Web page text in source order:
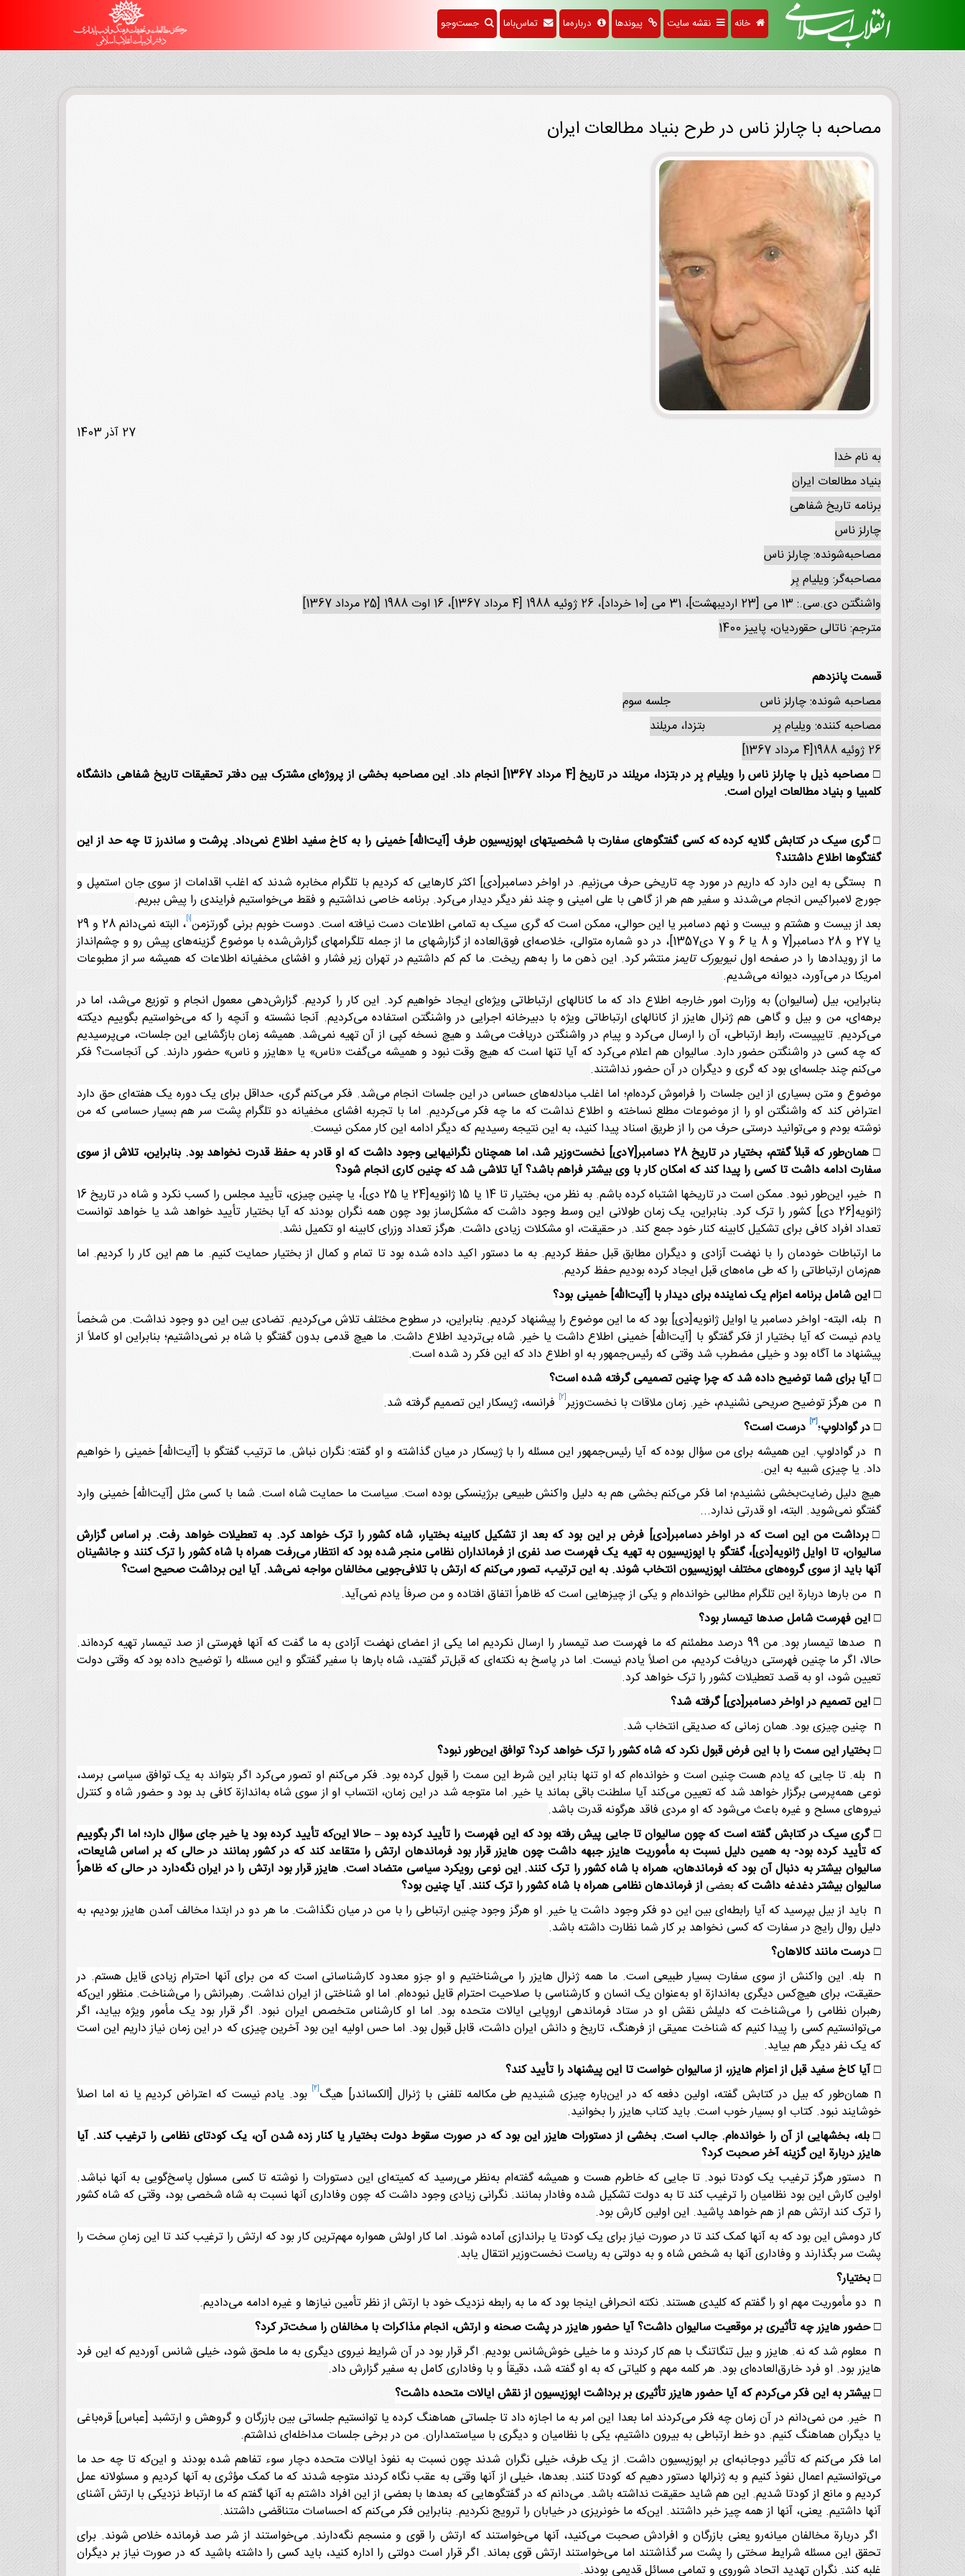
خانه نقشه سایت پیوندها درباره‌ما تماس‌باما جست‌وجو
مصاحبه با چارلز ناس در طرح بنیاد مطالعات ایران
27 آذر 1403
به نام خدا
بنیاد مطالعات ایران
برنامه تاریخ شفاهی
چارلز ناس
مصاحبه‌شونده: چارلز ناس
مصاحبه‌گر: ویلیام بِر
واشنگتن دی.سی.: 13 می [23 اردیبهشت]، 31 می [10 خرداد]، 26 ژوئیه 1988 [4 مرداد 1367]، 16 اوت 1988 [25 مرداد 1367]
مترجم: ناتالی حقوردیان، پاییز 1400
قسمت پانزدهم
مصاحبه شونده: چارلز ناس جلسه سوم
مصاحبه کننده: ویلیام بِر بتزدا، مریلند
26 ژوئیه 1988[4 مرداد 1367]
□
مصاحبه ذیل با چارلز ناس را ویلیام بِر در بتزدا، مریلند در تاریخ [4 مرداد 1367] انجام داد. این مصاحبه بخشی از پروژه‌ای مشترک بین دفتر تحقیقات تاریخ شفاهی دانشگاه
کلمبیا و بنیاد مطالعات ایران است.
□گری سیک در کتابش گلایه کرده که کسی گفتگوهای سفارت با شخصیتهای اپوزیسیون طرف [آیت‌الله] خمینی را به کاخ سفید اطلاع نمی‌داد. پرشت و ساندرز تا چه حد از این
گفتگوها اطلاع داشتند؟
n بستگی به این دارد که داریم در مورد چه تاریخی حرف می‌زنیم. در اواخر دسامبر[دی] اکثر کارهایی که کردیم با تلگرام مخابره شدند که اغلب اقدامات از سوی جان استمپل و
جورج لامبراکیس انجام می‌شدند و سفیر هم هر از گاهی با علی امینی و چند نفر دیگر دیدار می‌کرد. برنامه خاصی نداشتیم و فقط می‌خواستیم فرایندی را پیش ببریم.
بعد از بیست و هشتم و بیست و نهم دسامبر یا این حوالی، ممکن است که گری سیک به تمامی اطلاعات دست نیافته است. دوست خوبم برنی گورتزمن[1]
، البته نمی‌دانم 28 و 29
یا 27 و 28 دسامبر[7 و 8 یا 6 و 7 دی1357]، در دو شماره متوالی، خلاصه‌ای فوق‌العاده از گزارشهای ما از جمله تلگرامهای گزارش‌شده با موضوع گزینه‌های پیش رو و چشم‌انداز
ما از رویدادها را در صفحه اولنیویورک تایمزمنتشر کرد. این ذهن ما را به‌هم ریخت. ما کم کم داشتیم در تهران زیر فشار و افشای مخفیانه اطلاعات که همیشه سر از مطبوعات
امریکا در می‌آورد، دیوانه می‌شدیم.
بنابراین، بیل (سالیوان) به وزارت امور خارجه اطلاع داد که ما کانالهای ارتباطاتی ویژه‌ای ایجاد خواهیم کرد. این کار را کردیم. گزارش‌دهی معمول انجام و توزیع می‌شد، اما در
برهه‌ای، من و بیل و گاهی هم ژنرال هایزر از کانالهای ارتباطاتی ویژه با دبیرخانه اجرایی در واشنگتن استفاده می‌کردیم. آنجا نشسته و آنچه را که می‌خواستیم بگوییم دیکته
می‌کردیم. تایپیست، رابط ارتباطی، آن را ارسال می‌کرد و پیام در واشنگتن دریافت می‌شد و هیچ نسخه کپی از آن تهیه نمی‌شد. همیشه زمان بازگشایی این جلسات، می‌پرسیدیم
که چه کسی در واشنگتن حضور دارد. سالیوان هم اعلام می‌کرد که آیا تنها است که هیچ وقت نبود و همیشه می‌گفت «ناس» یا «هایزر و ناس» حضور دارند. کی آنجاست؟ فکر
می‌کنم چند جلسه‌ای بود که گری و دیگران در آن حضور نداشتند.
موضوع و متن بسیاری از این جلسات را فراموش کرده‌ام؛ اما اغلب مبادله‌های حساس در این جلسات انجام می‌شد. فکر می‌کنم گری، حداقل برای یک دوره یک هفته‌ای حق دارد
اعتراض کند که واشنگتن او را از موضوعات مطلع نساخته و اطلاع نداشت که ما چه فکر می‌کردیم. اما با تجربه افشای مخفیانه دو تلگرام پشت سر هم بسیار حساسی که من
نوشته بودم و می‌توانید درستی حرف من را از طریق اسناد پیدا کنید، به این نتیجه رسیدیم که دیگر ادامه این کار ممکن نیست.
□همان‌طور که قبلاً گفتم، بختیار در تاریخ 28 دسامبر[7دی] نخست‌وزیر شد ، اما همچنان نگرانیهایی وجود داشت که او قادر به حفظ قدرت نخواهد بود. بنابراین، تلاش از سوی
سفارت ادامه داشت تا کسی را پیدا کند که امکان کار با وی بیشتر فراهم باشد؟ آیا تلاشی شد که چنین کاری انجام شود؟
n خیر، این‌طور نبود. ممکن است در تاریخها اشتباه کرده باشم. به نظر من، بختیار تا 14 یا 15 ژانویه[24 یا 25 دی]، یا چنین چیزی، تأیید مجلس را کسب نکرد و شاه در تاریخ 16
ژانویه[26 دی] کشور را ترک کرد. بنابراین، یک زمان طولانی این وسط وجود داشت که مشکل‌ساز بود چون همه نگران بودند که آیا بختیار تأیید خواهد شد یا خواهد توانست
تعداد افراد کافی برای تشکیل کابینه کنار خود جمع کند. در حقیقت، او مشکلات زیادی داشت. هرگز تعداد وزرای کابینه او تکمیل نشد.
ما ارتباطات خودمان را با نهضت آزادی و دیگران مطابق قبل حفظ کردیم. به ما دستور اکید داده شده بود تا تمام و کمال از بختیار حمایت کنیم. ما هم این کار را کردیم. اما
هم‌زمان ارتباطاتی را که طی ماه‌های قبل ایجاد کرده بودیم حفظ کردیم.
□این شامل برنامه اعزام یک نماینده برای دیدار با [آیت‌الله] خمینی بود؟
n بله، البته- اواخر دسامبر یا اوایل ژانویه[دی] بود که ما این موضوع را پیشنهاد کردیم. بنابراین، در سطوح مختلف تلاش می‌کردیم. تضادی بین این دو وجود نداشت. من شخصاً
یادم نیست که آیا بختیار از فکر گفتگو با [آیت‌الله] خمینی اطلاع داشت یا خیر. شاه بی‌تردید اطلاع داشت. ما هیچ قدمی بدون گفتگو با شاه بر نمی‌داشتیم؛ بنابراین او کاملاً از
پیشنهاد ما آگاه بود و خیلی مضطرب شد وقتی که رئیس‌جمهور به او اطلاع داد که این فکر رد شده است.
□آیا برای شما توضیح داده شد که چرا چنین تصمیمی گرفته شده است؟
n من هرگز توضیح صریحی نشنیدم، خیر. زمان ملاقات با نخست‌وزیر
[2]
فرانسه، ژیسکار این تصمیم گرفته شد.
□در گوادلوپ؛[3]
درست است؟
n در گوادلوپ. این همیشه برای من سؤال بوده که آیا رئیس‌جمهور این مسئله را با ژیسکار در میان گذاشته و او گفته: نگران نباش. ما ترتیب گفتگو با [آیت‌الله] خمینی را خواهیم
داد. یا چیزی شبیه به این.
هیچ دلیل رضایت‌بخشی نشنیدم؛ اما فکر می‌کنم بخشی هم به دلیل واکنش طبیعی برژینسکی بوده است. سیاست ما حمایت شاه است. شما با کسی مثل [آیت‌الله] خمینی وارد
گفتگو نمی‌شوید. البته، او قدرتی ندارد...
□برداشت من این است که در اواخر دسامبر[دی] فرض بر این بود که بعد از تشکیل کابینه بختیار، شاه کشور را ترک خواهد کرد. به تعطیلات خواهد رفت. بر اساس گزارش
سالیوان، تا اوایل ژانویه[دی]، گفتگو با اپوزیسیون به تهیه یک فهرست صد نفری از فرمانداران نظامی منجر شده بود که انتظار می‌رفت همراه با شاه کشور را ترک کنند و جانشینان
آنها باید از سوی گروه‌های مختلف اپوزیسیون انتخاب شوند. به این ترتیب، تصور می‌کنم که ارتش با تلافی‌جویی مخالفان مواجه نمی‌شد. آیا این برداشت صحیح است؟
n من بارها دربارة این تلگرام مطالبی خوانده‌ام و یکی از چیزهایی است که ظاهراً اتفاق افتاده و من صرفاً یادم نمی‌آید.
□این فهرست شامل صدها تیمسار بود؟
n صدها تیمسار بود. من 99 درصد مطمئنم که ما فهرست صد تیمسار را ارسال نکردیم اما یکی از اعضای نهضت آزادی به ما گفت که آنها فهرستی از صد تیمسار تهیه کرده‌اند.
حالا، اگر ما چنین فهرستی دریافت کردیم، من اصلاً یادم نیست. اما در پاسخ به نکته‌ای که قبل‌تر گفتید، شاه بارها با سفیر گفتگو و این مسئله را توضیح داده بود که وقتی دولت
تعیین شود، او به قصد تعطیلات کشور را ترک خواهد کرد.
□این تصمیم در اواخر دسامبر[دی] گرفته شد؟
n چنین چیزی بود. همان زمانی که صدیقی انتخاب شد.
□بختیار این سمت را با این فرض قبول نکرد که شاه کشور را ترک خواهد کرد؟ توافق این‌طور نبود؟
n بله. تا جایی که یادم هست چنین است و خوانده‌ام که او تنها بنابر این شرط این سمت را قبول کرده بود. فکر می‌کنم او تصور می‌کرد اگر بتواند به یک توافق سیاسی برسد،
نوعی همه‌پرسی برگزار خواهد شد که تعیین می‌کند آیا سلطنت باقی بماند یا خیر. اما متوجه شد در این زمان، انتساب او از سوی شاه به‌اندازة کافی بد بود و حضور شاه و کنترل
نیروهای مسلح و غیره باعث می‌شود که او مردی فاقد هرگونه قدرت باشد.
□گری سیک در کتابش گفته است که چون سالیوان تا جایی پیش رفته بود که این فهرست را تأیید کرده بود–حالا این‌که تأیید کرده بود یا خیر جای سؤال دارد؛ اما اگر بگوییم
که تأیید کرده بود- به همین دلیل نسبت به مأموریت هایزر جبهه داشت چون هایزر قرار بود فرماندهان ارتش را متقاعد کند که در کشور بمانند در حالی که بر اساس شایعات،
سالیوان بیشتر به دنبال آن بود که فرماندهان، همراه با شاه کشور را ترک کنند. این نوعی رویکرد سیاسی متضاد است. هایزر قرار بود ارتش را در ایران نگه‌دارد در حالی که ظاهراً
سالیوان بیشتر دغدغه داشت که بعضی از فرماندهان نظامی همراه با شاه کشور را ترک کنند. آیا چنین بود؟
n باید از بیل بپرسید که آیا رابطه‌ای بین این دو فکر وجود داشت یا خیر. او هرگز وجود چنین ارتباطی را با من در میان نگذاشت. ما هر دو در ابتدا مخالف آمدن هایزر بودیم، به
دلیل روال رایج در سفارت که کسی نخواهد بر کار شما نظارت داشته باشد.
□درست مانند کالاهان؟
n بله. این واکنش از سوی سفارت بسیار طبیعی است. ما همه ژنرال هایزر را می‌شناختیم و او جزو معدود کارشناسانی است که من برای آنها احترام زیادی قایل هستم. در
حقیقت، برای هیچ‌کس دیگری به‌اندازة او به‌عنوان یک انسان و کارشناسی با صلاحیت احترام قایل نبوده‌ام. اما او شناختی از ایران نداشت. رهبرانش را می‌شناخت. منظور این‌که
رهبران نظامی را می‌شناخت که دلیلش نقش او در ستاد فرماندهی اروپایی ایالات متحده بود. اما او کارشناس متخصص ایران نبود. اگر قرار بود یک مأمور ویژه بیاید، اگر
می‌توانستیم کسی را پیدا کنیم که شناخت عمیقی از فرهنگ، تاریخ و دانش ایران داشت، قابل قبول بود. اما حس اولیه این بود آخرین چیزی که در این زمان نیاز داریم این است
که یک نفر دیگر هم بیاید.
□آیا کاخ سفید قبل از اعزام هایزر، از سالیوان خواست تا این پیشنهاد را تأیید کند؟
n همان‌طور که بیل در کتابش گفته، اولین دفعه که در این‌باره چیزی شنیدیم طی مکالمه تلفنی با ژنرال [الکساندر] هیگ
[4]
بود. یادم نیست که اعتراض کردیم یا نه اما اصلاً
خوشایند نبود. کتاب او بسیار خوب است. باید کتاب هایزر را بخوانید.
□بله، بخشهایی از آن را خوانده‌ام. جالب است. بخشی از دستورات هایزر این بود که در صورت سقوط دولت بختیار یا کنار زده شدن آن، یک کودتای نظامی را ترغیب کند. آیا
هایزر دربارة این گزینه آخر صحبت کرد؟
n دستور هرگز ترغیب یک کودتا نبود. تا جایی که خاطرم هست و همیشه گفته‌ام به‌نظر می‌رسید که کمیته‌ای این دستورات را نوشته تا کسی مسئول پاسخ‌گویی به آنها نباشد.
اولین کارش این بود نظامیان را ترغیب کند تا به دولت تشکیل شده وفادار بمانند. نگرانی زیادی وجود داشت که چون وفاداری آنها نسبت به شاه شخصی بود، وقتی که شاه کشور
را ترک کند ارتش هم از هم خواهد پاشید. این اولین کارش بود.
کار دومش این بود که به آنها کمک کند تا در صورت نیاز برای یک کودتا یا براندازی آماده شوند. اما کار اولش همواره مهم‌ترین کار بود که ارتش را ترغیب کند تا این زمانِ سخت را
پشت سر بگذارند و وفاداری آنها به شخص شاه و به دولتی به ریاست نخست‌وزیر انتقال یابد.
□بختیار؟
n دو مأموریت مهم او را گفتم که کلیدی هستند. نکته انحرافی اینجا بود که ما به رابطه نزدیک خود با ارتش از نظر تأمین نیازها و غیره ادامه می‌دادیم.
□حضور هایزر چه تأثیری بر موقعیت سالیوان داشت؟ آیا حضور هایزر در پشت صحنه و ارتش، انجام مذاکرات با مخالفان را سخت‌تر کرد؟
n معلوم شد که نه. هایزر و بیل تنگاتنگ با هم کار کردند و ما خیلی خوش‌شانس بودیم. اگر قرار بود در آن شرایط نیروی دیگری به ما ملحق شود، خیلی شانس آوردیم که این فرد
هایزر بود. او فرد خارق‌العاده‌ای بود. هر کلمه مهم و کلیاتی که به او گفته شد، دقیقاً و با وفاداری کامل به سفیر گزارش داد.
□بیشتر به این فکر می‌کردم که آیا حضور هایزر تأثیری بر برداشت اپوزیسیون از نقش ایالات متحده داشت؟
n خیر. من نمی‌دانم در آن زمان چه فکر می‌کردند اما بعدا این امر به ما اجازه داد تا جلساتی هماهنگ‌ کرده یا توانستیم جلساتی بین بازرگان و گروهش و ارتشبد [عباس] قره‌باغی
یا دیگران هماهنگ کنیم. دو خط ارتباطی به بیرون داشتیم، یکی با نظامیان و دیگری با سیاستمداران. من در برخی جلسات مداخله‌ای نداشتم.
اما فکر می‌کنم که تأثیر دوجانبه‌ای بر اپوزیسیون داشت. از یک طرف، خیلی نگران شدند چون نسبت به نفوذ ایالات متحده دچار سوء تفاهم شده بودند و این‌که تا چه حد ما
می‌توانستیم اعمال نفوذ کنیم و به ژنرالها دستور دهیم که کودتا کنند. بعدها، خیلی از آنها وقتی به عقب نگاه کردند متوجه شدند که ما کمک مؤثری به آنها کردیم و مسئولانه عمل
کردیم و مانع از کودتا شدیم. این هم شاید حقیقت نداشته باشد. می‌دانم که در گفتگوهایی که بعدها با بعضی از این افراد داشتم به آنها گفتم که ما ارتباط نزدیکی با ارتش آشنای
آنها داشتیم. یعنی، آنها از همه چیز خبر داشتند. این‌که ما خونریزی در خیابان را ترویج نکردیم. بنابراین فکر می‌کنم که احساسات متناقضی داشتند.
اگر دربارة مخالفان میانه‌رو یعنی بازرگان و افرادش صحبت می‌کنید، آنها می‌خواستند که ارتش را قوی و منسجم نگه‌دارند. می‌خواستند از شر صد فرمانده خلاص شوند. برای
تحقق این مسئله شرایط سختی را پشت سر گذاشتند اما می‌خواستند ارتش قوی بماند. اگر قرار است دولتی را اداره کنید، باید کسی را داشته باشید که در صورت نیاز بر دیگران
غلبه کند. نگران تهدید اتحاد شوروی و تمامی مسائل قدیمی بودند.